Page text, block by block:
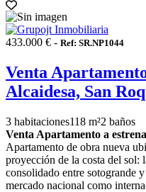
433.000 € - Ref: SR.NP1044
Venta
Alcaidesa, San
3 habitaciones118 m²2 baños
Venta Apartamento a
Apartamento de obra nueva
proyección de la costa del sol:
consolidado entre sotogrande
mercado nacional como